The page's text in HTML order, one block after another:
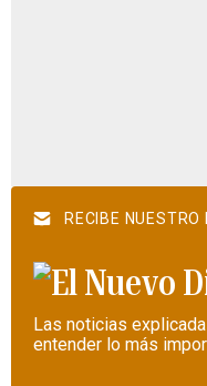
RECIBE
Las noticias
entender lo más